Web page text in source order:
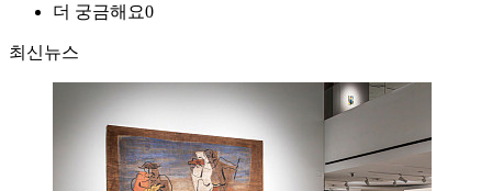
더 궁금해요0
최신뉴스